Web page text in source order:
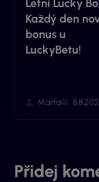
Letní Lucky
Každý den
bonus u
LuckyBetu!
Marťa
Přidej